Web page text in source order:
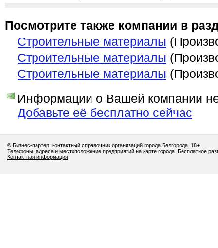
Посмотрите также компании в
Строительные материалы
Строительные материалы
Строительные материалы
Информации о Вашей компании
Добавьте её бесплатно сейчас
© Бизнес-партер: контактный справочник организаций города Белгорода. 18+
Телефоны, адреса и местоположение предприятий на карте города. Бесплатное
Контактная информация